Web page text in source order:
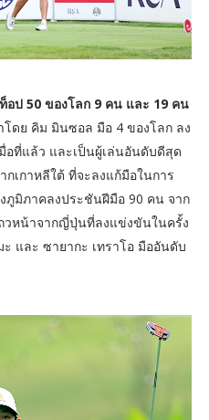
ป 50 ของโลก 9 คน และ 19 คน
ดย คิม มินซอล มือ 4 ของโลก ลง
อที่แล้ว และเป็นผู้เล่นอันดับดีสุด
เกาหลีใต้ ที่จะลงแก้มือในการ
มิภาคลงประชันฝีมือ 90 คน จาก
วหน้าจากญี่ปุ่นที่ลงแข่งขันในครั้ง
และ ซายากะ เทราโอ มืออันดับ